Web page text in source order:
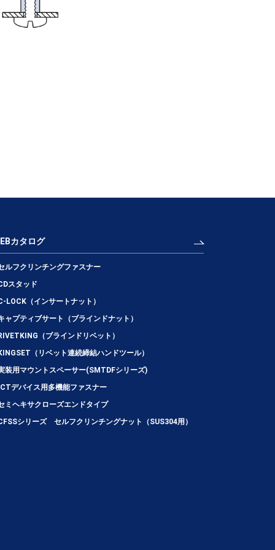
カタログ
ルフクリンチングファスナー
スタッド
LOCK（インサートナット）
ャプティブサート（ブラインドナット）
（ブラインドリベット）
（リベット連続締結ハンドツール）
装用マウントスペーサー(SMTDFシリーズ)
デバイス用多機能ファスナー
ミヘキサクローズエンドタイプ
シリーズ セルフクリンチングナット（SUS304用）